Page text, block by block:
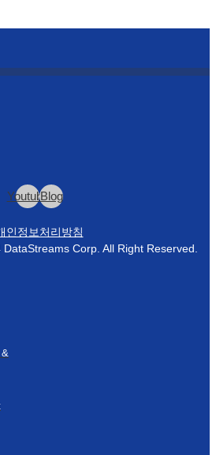
YoutubeBlog
인정보처리방침
Corp. All Right Reserved.